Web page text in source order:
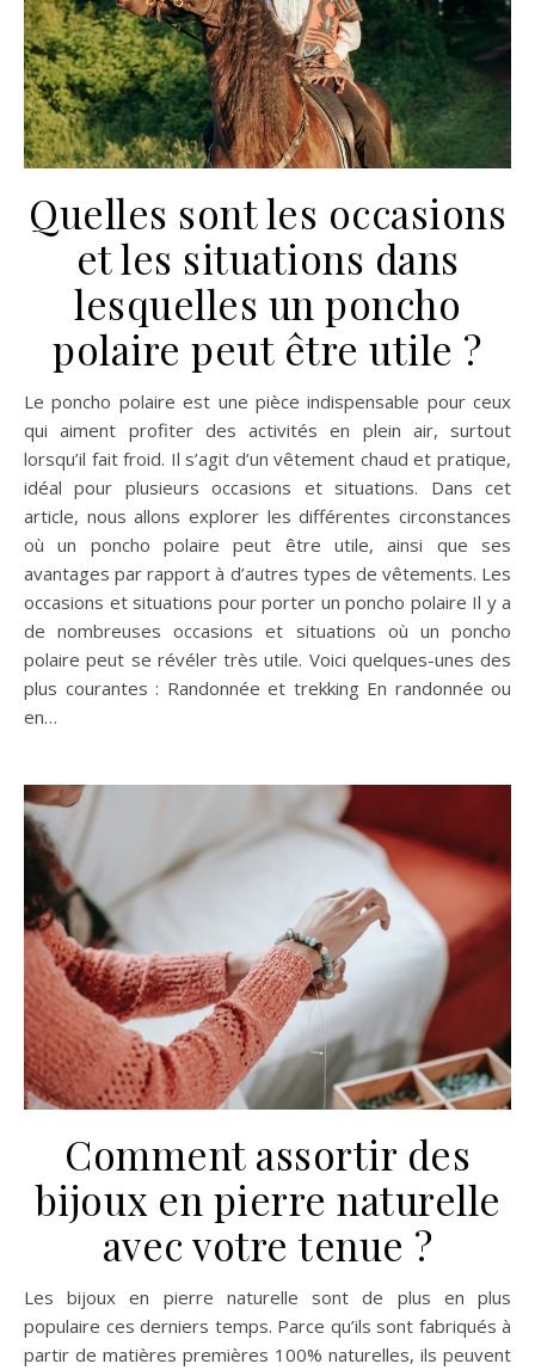
Quelles sont les occasions
et les situations dans
lesquelles un poncho
polaire peut être utile ?
Le poncho polaire est une pièce indispensable pour ceux
qui aiment profiter des activités en plein air, surtout
lorsqu’il fait froid. Il s’agit d’un vêtement chaud et pratique,
idéal pour plusieurs occasions et situations. Dans cet
article, nous allons explorer les différentes circonstances
où un poncho polaire peut être utile, ainsi que ses
avantages par rapport à d’autres types de vêtements. Les
occasions et situations pour porter un poncho polaire Il y a
de nombreuses occasions et situations où un poncho
polaire peut se révéler très utile. Voici quelques-unes des
plus courantes : Randonnée et trekking En randonnée ou
en…
Comment assortir des
bijoux en pierre naturelle
avec votre tenue ?
Les bijoux en pierre naturelle sont de plus en plus
populaire ces derniers temps. Parce qu’ils sont fabriqués à
partir de matières premières 100% naturelles, ils peuvent